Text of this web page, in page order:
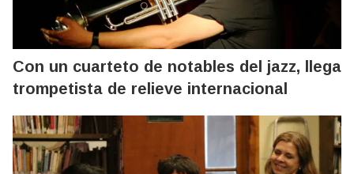
Con un cuarteto de notables del jazz, llega
trompetista de relieve internacional